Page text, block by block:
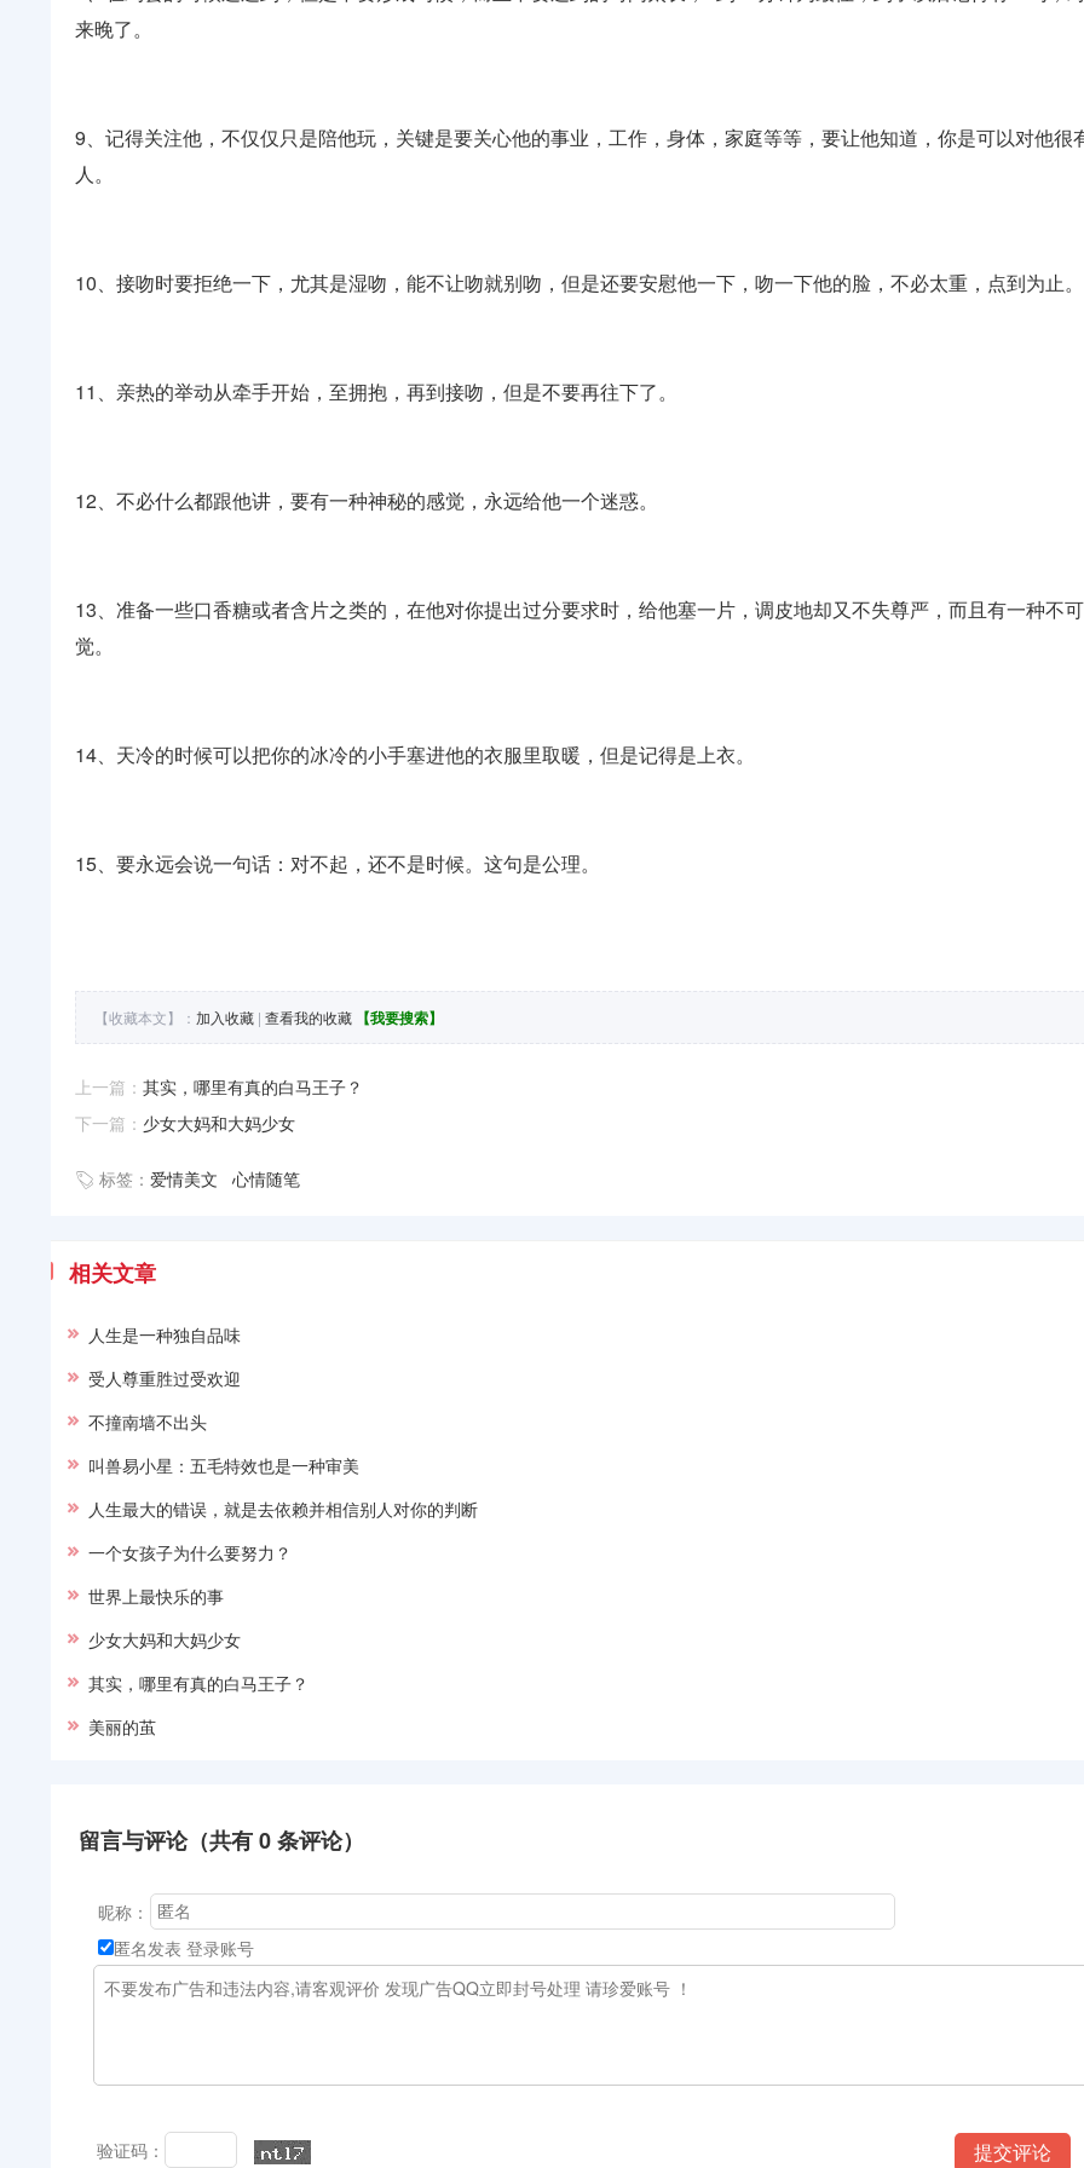
来晚了。
9、记得关注他，不仅仅只是陪他玩，关键是要关心他的事业，工作，身体，家庭等等，要让他知道，你是可以对他很
人。
10、接吻时要拒绝一下，尤其是湿吻，能不让吻就别吻，但是还要安慰他一下，吻一下他的脸，不必太重，点到为止
11、亲热的举动从牵手开始，至拥抱，再到接吻，但是不要再往下了。
12、不必什么都跟他讲，要有一种神秘的感觉，永远给他一个迷惑。
13、准备一些口香糖或者含片之类的，在他对你提出过分要求时，给他塞一片，调皮地却又不失尊严，而且有一种不
觉。
14、天冷的时候可以把你的冰冷的小手塞进他的衣服里取暖，但是记得是上衣。
15、要永远会说一句话：对不起，还不是时候。这句是公理。
【收藏本文】： 加入收藏 | 查看我的收藏 【我要搜索】
上一篇： 其实，哪里有真的白马王子？
下一篇： 少女大妈和大妈少女
标签： 爱情美文 心情随笔
相关文章
人生是一种独自品味
受人尊重胜过受欢迎
不撞南墙不出头
叫兽易小星：五毛特效也是一种审美
人生最大的错误，就是去依赖并相信别人对你的判断
一个女孩子为什么要努力？
世界上最快乐的事
少女大妈和大妈少女
其实，哪里有真的白马王子？
美丽的茧
留言与评论（共有0条评论）
昵称：
匿名发表 登录账号
验证码：